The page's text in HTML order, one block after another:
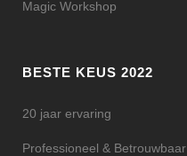
Magic Workshop
BESTE KEUS 2022
20 jaar ervaring
Professioneel & Betrouwbaar